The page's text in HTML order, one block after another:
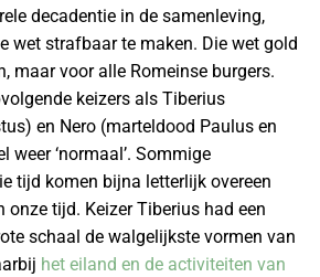
decadentie in de samenleving,
wet strafbaar te maken. Die wet gold
maar voor alle Romeinse burgers.
keizers als Tiberius
en Nero (marteldood Paulus en
weer ‘normaal’. Sommige
tijd komen bijna letterlijk overeen
onze tijd. Keizer Tiberius had een
schaal de walgelijkste vormen van
het eiland en de activiteiten van